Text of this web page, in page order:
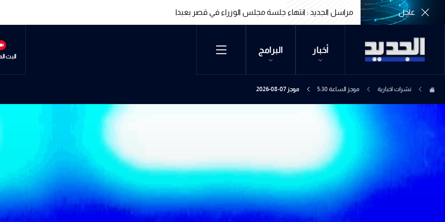
عاجل مراسل الجديد : انتهاء جلسة مجلس الوزراء في قصر بعبدا
أخبار البرامج
البث
نشرات اخبارية موجز الساعة 5:30 موجز 07-08-2026